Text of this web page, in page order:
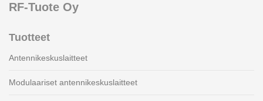
RF-Tuote Oy
Tuotteet
Antennikeskuslaitteet
Modulaariset antennikeskuslaitteet